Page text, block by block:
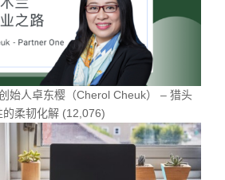
始人卓东樱（Cherol Cheuk） – 猎头
的柔韧化解 (12,076)